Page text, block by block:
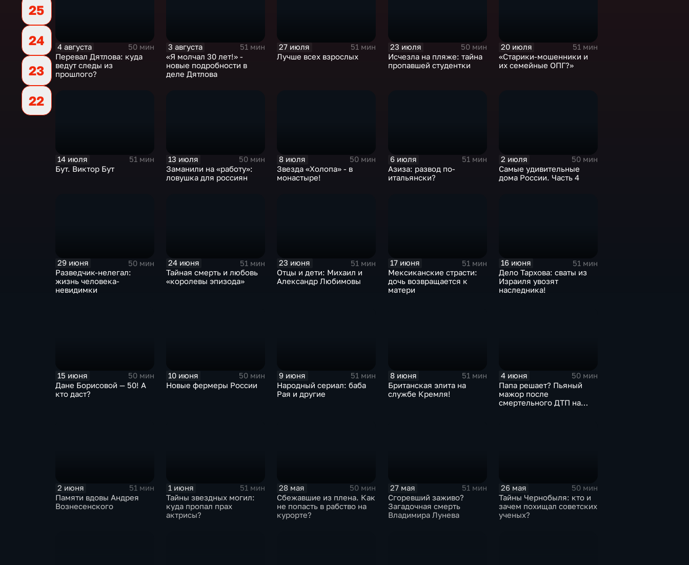
25
24
23
22
4 августа
50 мин
Перевал Дятлова: куда
ведут следы из
прошлого?
3 августа
51 мин
«Я молчал 30 лет!» -
новые подробности в
деле Дятлова
27 июля
51 мин
Лучше всех взрослых
23 июля
50 мин
Исчезла на пляже: тайна
пропавшей студентки
20 июля
51 мин
«Старики-мошенники и
их семейные ОПГ?»
14 июля
51 мин
Бут. Виктор Бут
13 июля
50 мин
Заманили на «работу»:
ловушка для россиян
8 июля
50 мин
Звезда «Холопа» - в
монастыре!
6 июля
51 мин
Азиза: развод по-
итальянски?
2 июля
50 мин
Самые удивительные
дома России. Часть 4
29 июня
50 мин
Разведчик-нелегал:
жизнь человека-
невидимки
24 июня
51 мин
Тайная смерть и любовь
«королевы эпизода»
23 июня
51 мин
Отцы и дети: Михаил и
Александр Любимовы
17 июня
51 мин
Мексиканские страсти:
дочь возвращается к
матери
16 июня
51 мин
Дело Тархова: сваты из
Израиля увозят
наследника!
15 июня
50 мин
Дане Борисовой — 50! А
кто даст?
10 июня
50 мин
Новые фермеры России
9 июня
51 мин
Народный сериал: баба
Рая и другие
8 июня
51 мин
Британская элита на
службе Кремля!
4 июня
50 мин
Папа решает? Пьяный
мажор после
смертельного ДТП на
2 июня
51 мин
Памяти вдовы Андрея
Вознесенского
1 июня
51 мин
Тайны звездных могил:
куда пропал прах
актрисы?
28 мая
50 мин
Сбежавшие из плена. Как
не попасть в рабство на
курорте?
27 мая
51 мин
Сгоревший заживо?
Загадочная смерть
Владимира Лунева
26 мая
50 мин
Тайны Чернобыля: кто и
зачем похищал советских
ученых?